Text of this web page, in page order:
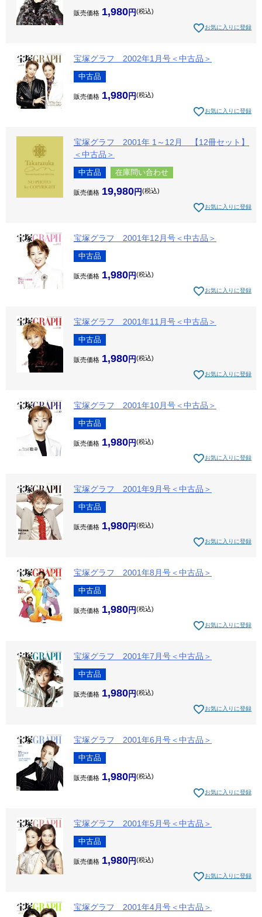
販売価格 1,980 税込
お気に入りに登録
宝塚グラフ 2002年1月号＜中古品＞
中古品
販売価格 1,980 税込
お気に入りに登録
宝塚グラフ 2001年 1～12月 【12冊セット】
＜中古品＞
中古品 在庫問い合わせ
販売価格 19,980 税込
お気に入りに登録
宝塚グラフ 2001年12月号＜中古品＞
中古品
販売価格 1,980 税込
お気に入りに登録
宝塚グラフ 2001年11月号＜中古品＞
中古品
販売価格 1,980 税込
お気に入りに登録
宝塚グラフ 2001年10月号＜中古品＞
中古品
販売価格 1,980 税込
お気に入りに登録
宝塚グラフ 2001年9月号＜中古品＞
中古品
販売価格 1,980 税込
お気に入りに登録
宝塚グラフ 2001年8月号＜中古品＞
中古品
販売価格 1,980 税込
お気に入りに登録
宝塚グラフ 2001年7月号＜中古品＞
中古品
販売価格 1,980 税込
お気に入りに登録
宝塚グラフ 2001年6月号＜中古品＞
中古品
販売価格 1,980 税込
お気に入りに登録
宝塚グラフ 2001年5月号＜中古品＞
中古品
販売価格 1,980 税込
お気に入りに登録
宝塚グラフ 2001年4月号＜中古品＞